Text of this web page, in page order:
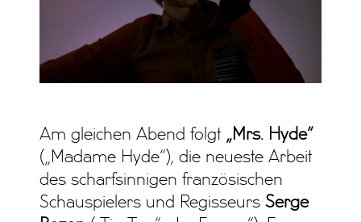
Am gleichen Abend folgt „Mrs. Hyde“
(„Madame Hyde“), die neueste Arbeit
des scharfsinnigen französischen
Schauspielers und RegisseursSerge